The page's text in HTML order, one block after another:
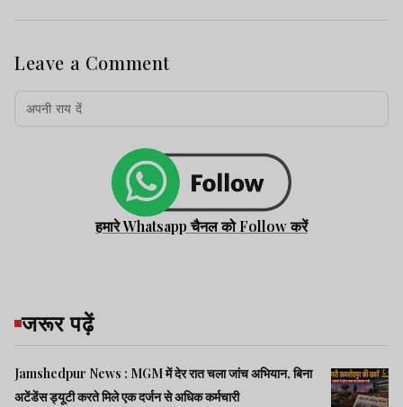
Leave a Comment
हमारे Whatsapp चैनल को Follow करें
जरूर पढ़ें
Jamshedpur News : MGM में देर रात चला जांच अभियान, बिना
अटेंडेंस ड्यूटी करते मिले एक दर्जन से अधिक कर्मचारी